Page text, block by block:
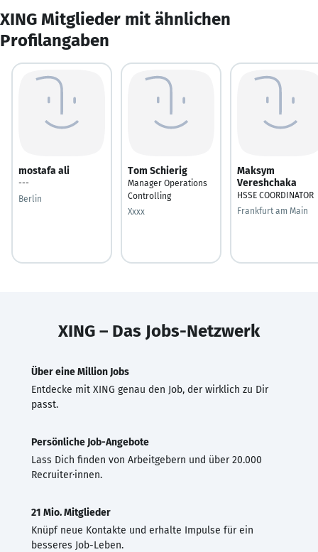
XING Mitglieder mit ähnlichen
Profilangaben
mostafa ali
---
Berlin
Tom Schierig
Manager Operations
Controlling
Xxxx
Maksym
Vereshchaka
HSSE COORDINATOR
Frankfurt am Main
XING – Das Jobs-Netzwerk
Über eine Million Jobs
Entdecke mit XING genau den Job, der wirklich zu Dir
passt.
Persönliche Job-Angebote
Lass Dich finden von Arbeitgebern und über 20.000
Recruiter·innen.
21 Mio. Mitglieder
Knüpf neue Kontakte und erhalte Impulse für ein
besseres Job-Leben.